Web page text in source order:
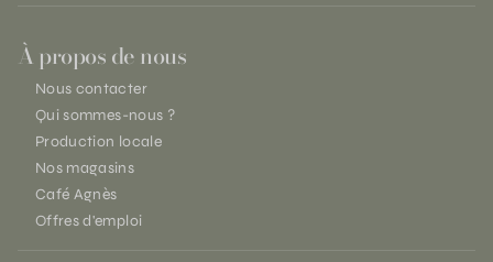
À propos de nous
Nous contacter
Qui sommes-nous ?
Production locale
Nos magasins
Café Agnès
Offres d'emploi